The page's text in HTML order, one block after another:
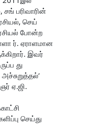
பரிவாரின்
செய்
போன்ற
ர். ஏராளமான
இவர்
து
ஏ.ஜி.
செய்து